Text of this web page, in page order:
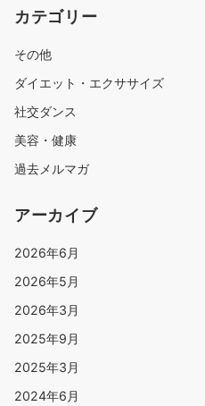
カテゴリー
その他
ダイエット・エクササイズ
社交ダンス
美容・健康
過去メルマガ
アーカイブ
2026年6月
2026年5月
2026年3月
2025年9月
2025年3月
2024年6月